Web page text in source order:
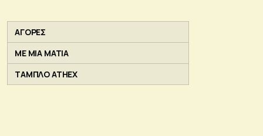
ΑΓΟΡΕΣ
ΜΕ ΜΙΑ ΜΑΤΙΑ
ΤΑΜΠΛΟ ATHEX